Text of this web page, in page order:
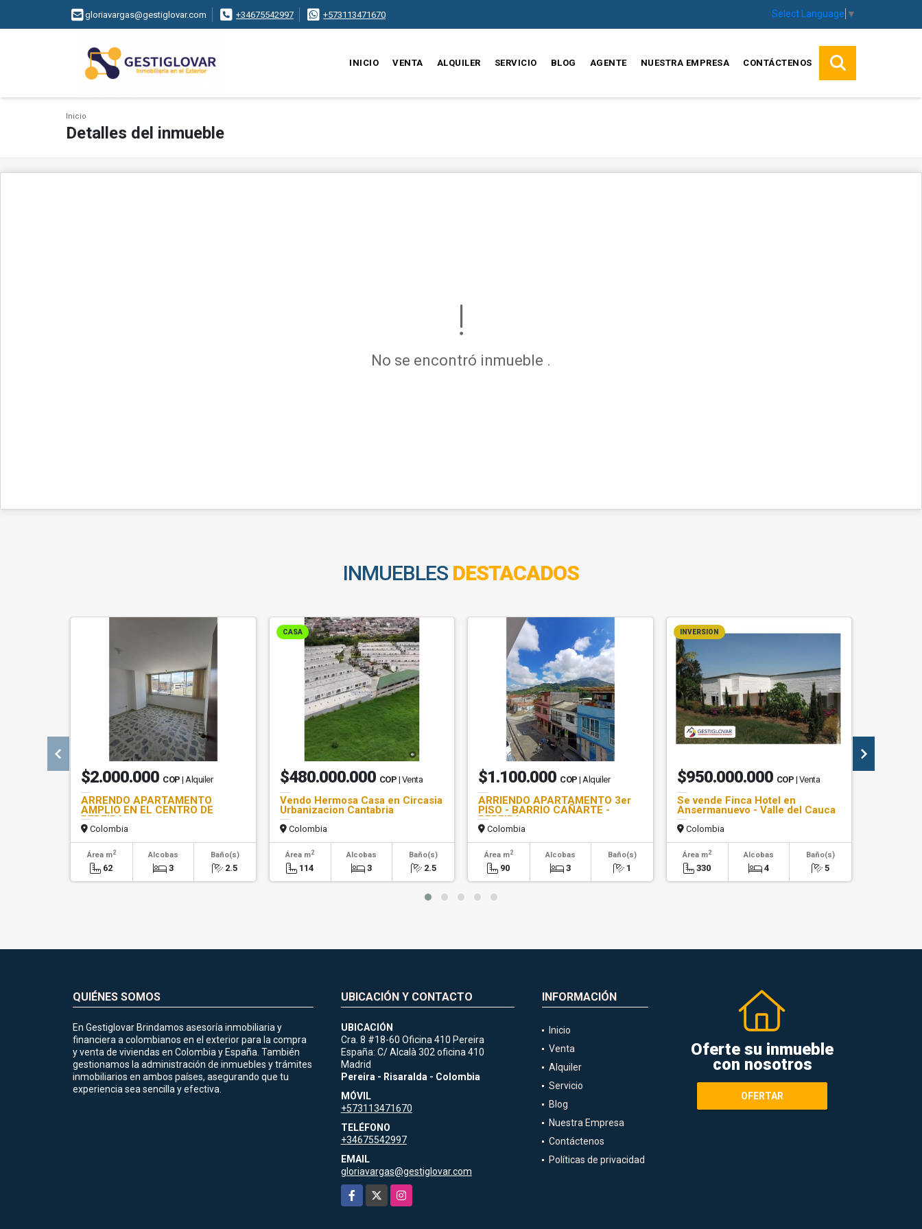
gloriavargas@gestiglovar.com +34675542997 +573113471670 Select Language ▼
INICIO VENTA ALQUILER SERVICIO BLOG AGENTE NUESTRA EMPRESA CONTÁCTENOS
Inicio
Detalles del inmueble
No se encontró inmueble .
INMUEBLES DESTACADOS
$2.000.000 COP | Alquiler
ARRENDO APARTAMENTO
AMPLIO EN EL CENTRO DE
PEREIRA
Colombia
Área m2
62
Alcobas
3
Baño(s)
2.5
CASA
$480.000.000 COP | Venta
Vendo Hermosa Casa en Circasia
Urbanizacion Cantabria
Colombia
Área m2
114
Alcobas
3
Baño(s)
2.5
$1.100.000 COP | Alquiler
ARRIENDO APARTAMENTO 3er
PISO - BARRIO CAÑARTE -
PEREIRA
Colombia
Área m2
90
Alcobas
3
Baño(s)
1
INVERSION
$950.000.000 COP | Venta
Se vende Finca Hotel en
Ansermanuevo - Valle del Cauca
Colombia
Área m2
330
Alcobas
4
Baño(s)
5
QUIÉNES SOMOS
En Gestiglovar Brindamos asesoría inmobiliaria y
financiera a colombianos en el exterior para la compra
y venta de viviendas en Colombia y España. También
gestionamos la administración de inmuebles y trámites
inmobiliarios en ambos países, asegurando que tu
experiencia sea sencilla y efectiva.
UBICACIÓN Y CONTACTO
UBICACIÓN
Cra. 8 #18-60 Oficina 410 Pereira
España: C/ Alcalà 302 oficina 410
Madrid
Pereira - Risaralda - Colombia
MÓVIL
+573113471670
TELÉFONO
+34675542997
EMAIL
gloriavargas@gestiglovar.com
Facebook
Instagram
INFORMACIÓN
Inicio
Venta
Alquiler
Servicio
Blog
Nuestra Empresa
Contáctenos
Políticas de privacidad
Oferte su inmueble
con nosotros
OFERTAR